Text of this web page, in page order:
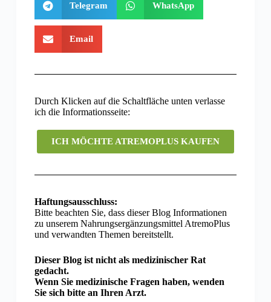
Telegram WhatsApp
Email
Durch Klicken auf die Schaltfläche unten verlasse
ich die Informationsseite:
ICH MÖCHTE ATREMOPLUS KAUFEN
Haftungsausschluss:
Bitte beachten Sie, dass dieser Blog Informationen
zu unserem Nahrungsergänzungsmittel AtremoPlus
und verwandten Themen bereitstellt.
Dieser Blog ist nicht als medizinischer Rat
gedacht.
Wenn Sie medizinische Fragen haben, wenden
Sie sich bitte an Ihren Arzt.